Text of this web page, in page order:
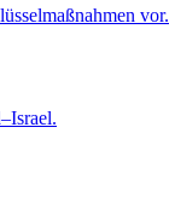
vor.